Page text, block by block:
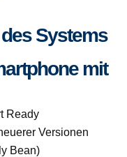
Systems
mit
Ready
Versionen
Bean)